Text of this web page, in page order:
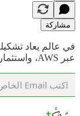
مشاركة
في عالم يعاد
عبر AWS، واستثماراتها الضخمة في الذكاء الاصطناعي، تبدو أمازون اليوم وكأنها تجمع بين بنيتين عملاقتين تتغذيان على الوقود نفسه: